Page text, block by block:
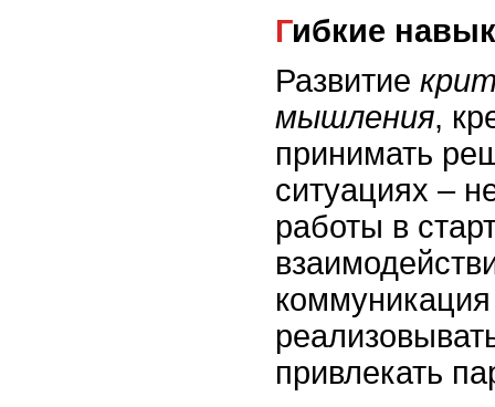
Гибкие
Развитие
мышления,
принимать
ситуациях –
работы в
привлекать